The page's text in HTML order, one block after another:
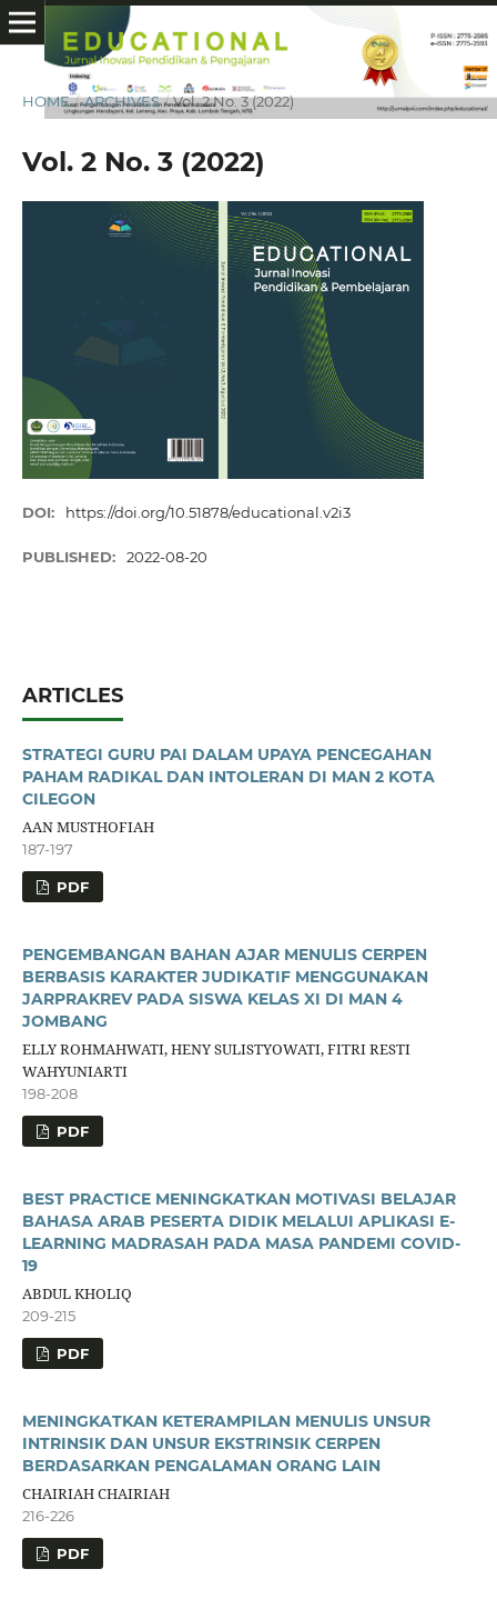
HOME / ARCHIVES / Vol. 2 No. 3 (2022)
Vol. 2 No. 3 (2022)
DOI: https://doi.org/10.51878/educational.v2i3
PUBLISHED: 2022-08-20
ARTICLES
STRATEGI GURU PAI DALAM UPAYA PENCEGAHAN
PAHAM RADIKAL DAN INTOLERAN DI MAN 2 KOTA
CILEGON
AAN MUSTHOFIAH
187-197
PDF
PENGEMBANGAN BAHAN AJAR MENULIS CERPEN
BERBASIS KARAKTER JUDIKATIF MENGGUNAKAN
JARPRAKREV PADA SISWA KELAS XI DI MAN 4
JOMBANG
ELLY ROHMAHWATI, HENY SULISTYOWATI, FITRI RESTI
WAHYUNIARTI
198-208
PDF
BEST PRACTICE MENINGKATKAN MOTIVASI BELAJAR
BAHASA ARAB PESERTA DIDIK MELALUI APLIKASI E-
LEARNING MADRASAH PADA MASA PANDEMI COVID-
19
ABDUL KHOLIQ
209-215
PDF
MENINGKATKAN KETERAMPILAN MENULIS UNSUR
INTRINSIK DAN UNSUR EKSTRINSIK CERPEN
BERDASARKAN PENGALAMAN ORANG LAIN
CHAIRIAH CHAIRIAH
216-226
PDF